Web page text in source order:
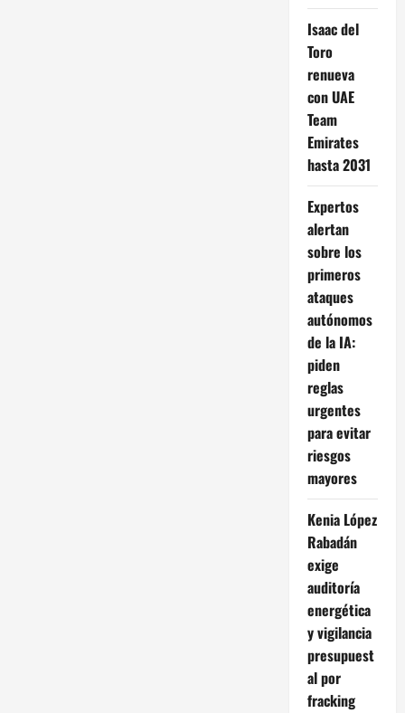
Isaac del
Toro
renueva
con UAE
Team
Emirates
hasta 2031
Expertos
alertan
sobre los
primeros
ataques
autónomos
de la IA:
piden
reglas
urgentes
para evitar
riesgos
mayores
Kenia López
Rabadán
exige
auditoría
energética
y vigilancia
presupuest
al por
fracking